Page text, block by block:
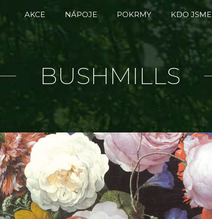
AKCE NÁPOJE POKRMY KDO JSME
BUSHMILLS